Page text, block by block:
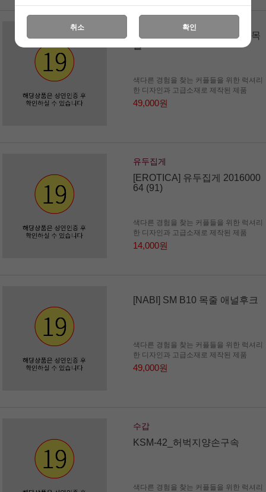
[NABI] SM B15 백 애널후크 목
줄
색다른 경험을 찾는 커플들을 위한 럭셔리
한 디자인과 고급소재로 제작된 제품
49,000원
유두집게
[EROTICA] 유두집게 2016000
64 (91)
색다른 경험을 찾는 커플들을 위한 럭셔리
한 디자인과 고급소재로 제작된 제품
14,000원
[NABI] SM B10 목줄 애널후크
색다른 경험을 찾는 커플들을 위한 럭셔리
한 디자인과 고급소재로 제작된 제품
49,000원
수갑
KSM-42_허벅지양손구속
색다른 경험을 찾는 커플들을 위한 럭셔리
취소 확인